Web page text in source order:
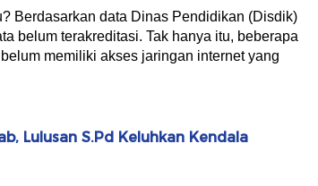
Berdasarkan data Dinas Pendidikan (Disdik)
belum terakreditasi. Tak hanya itu, beberapa
memiliki akses jaringan internet yang
Lulusan S.Pd Keluhkan Kendala